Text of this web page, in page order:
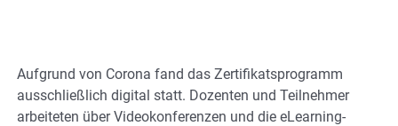
Aufgrund von Corona fand das Zertifikatsprogramm
ausschließlich digital statt. Dozenten und Teilnehmer
arbeiteten über Videokonferenzen und die eLearning-